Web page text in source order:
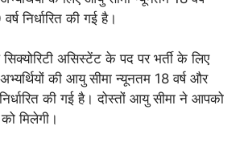
निर्धारित की गई है।
असिस्टेंट के पद पर भर्ती के लिए
की आयु सीमा न्यूनतम 18 वर्ष और
की गई है। दोस्तों आयु सीमा ने आपको
मिलेगी।